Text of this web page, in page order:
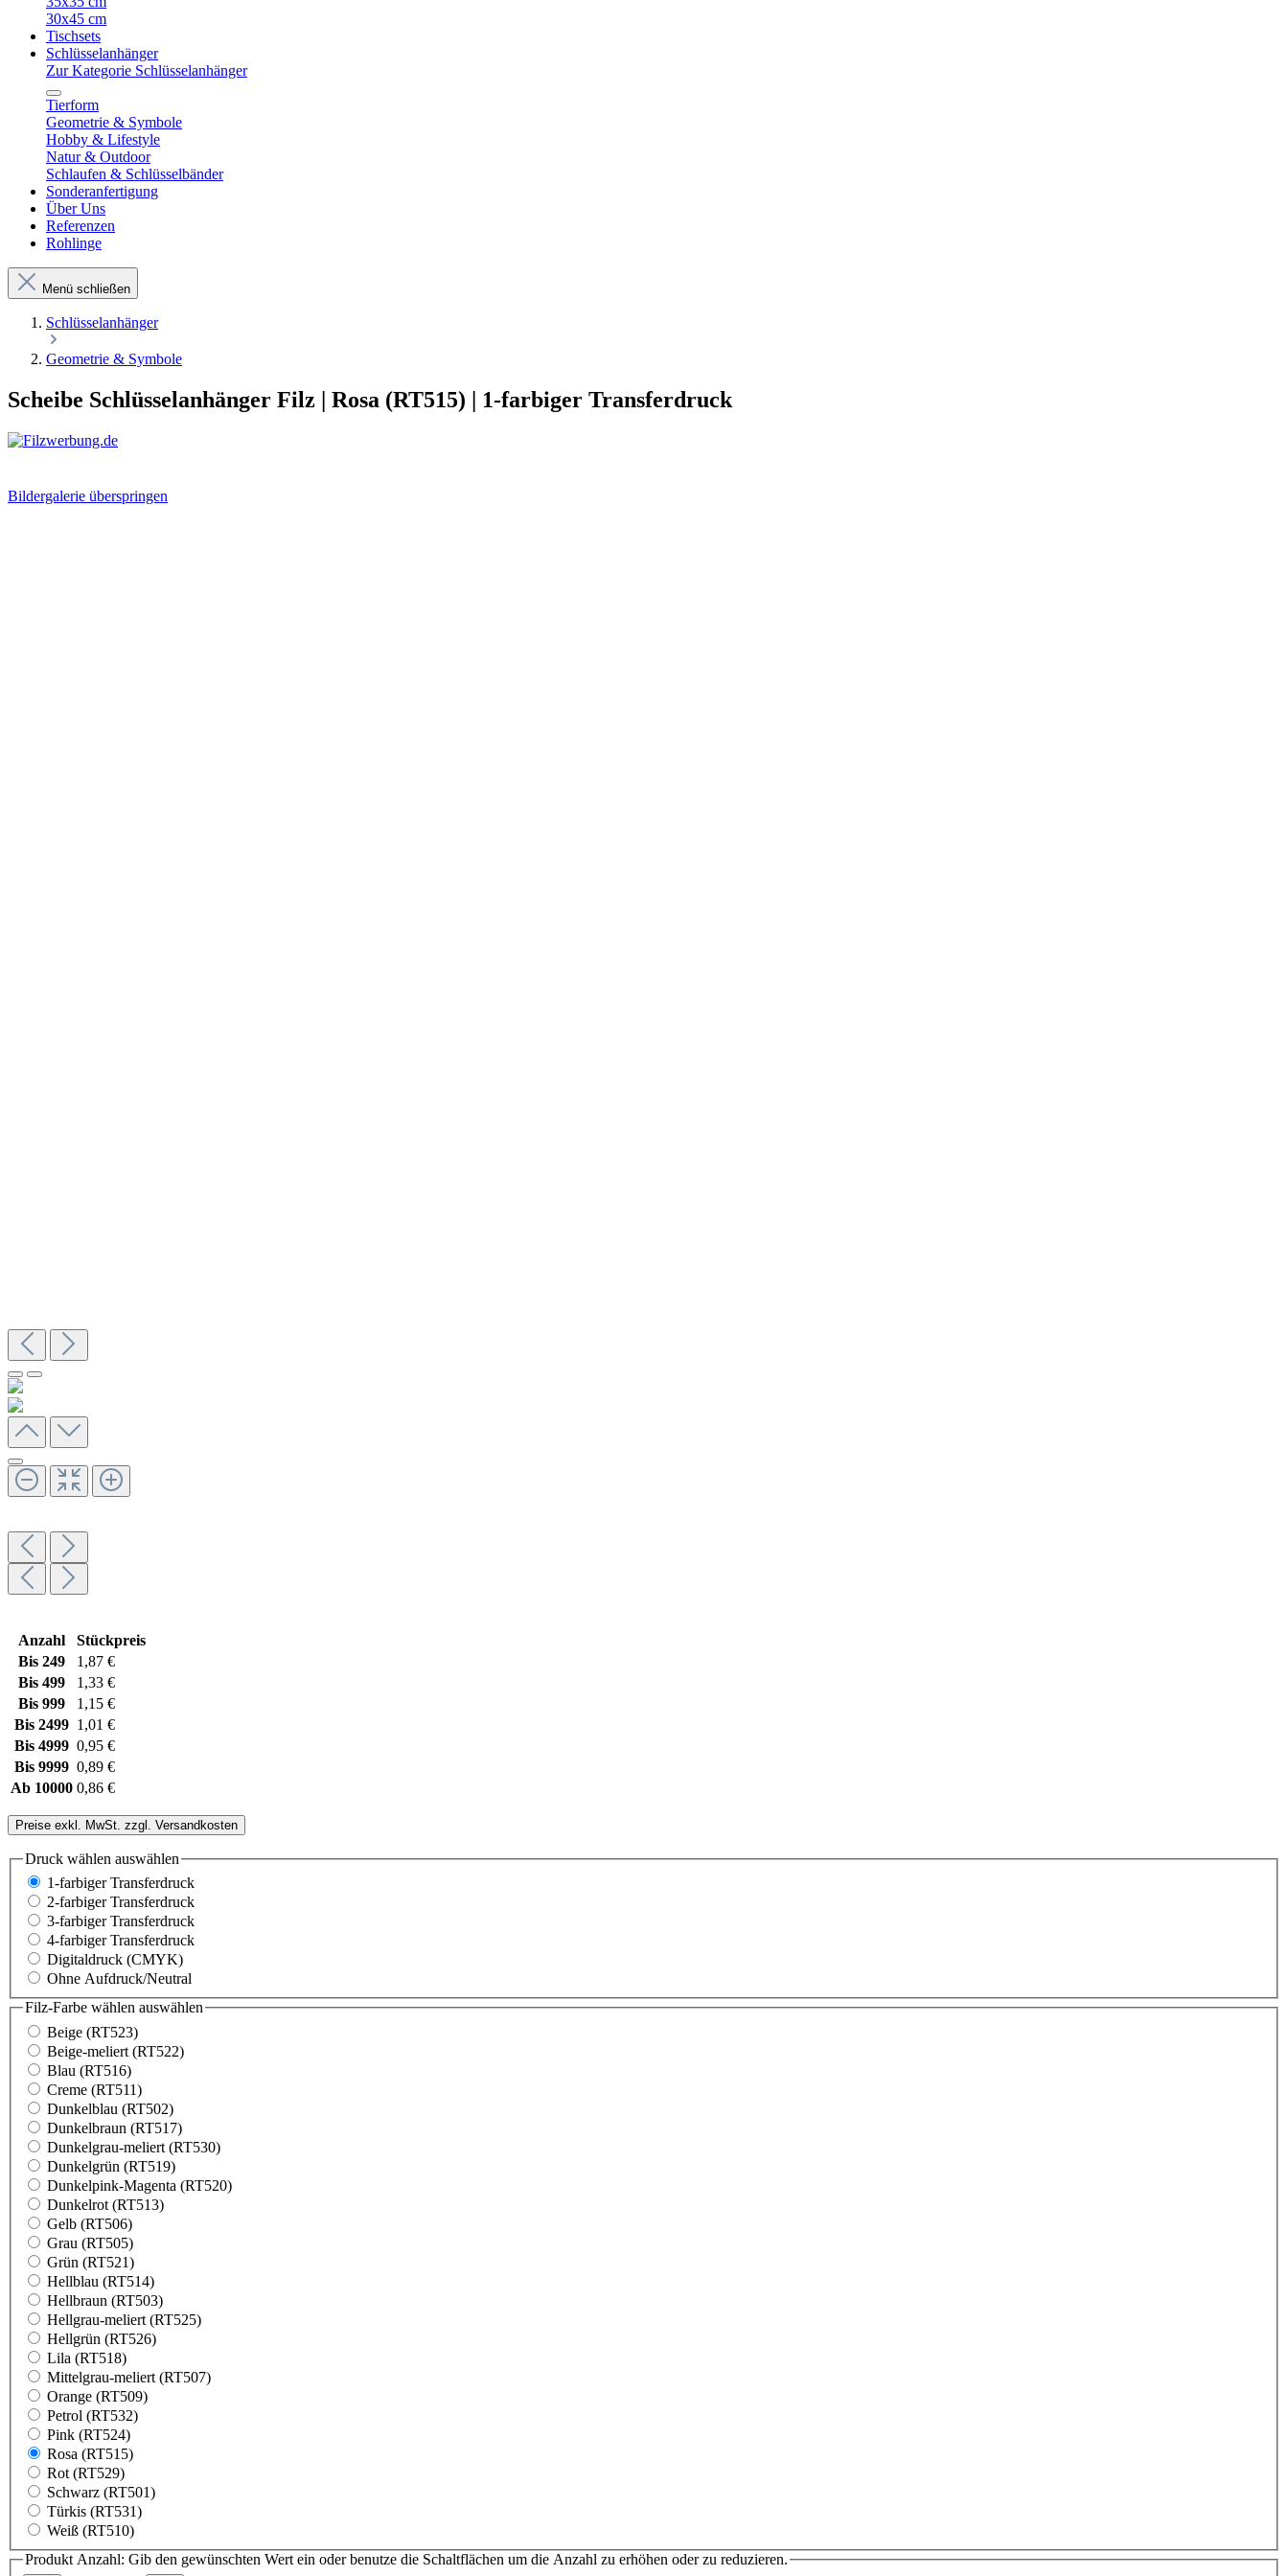
30x45 cm
Tischsets
Schlüsselanhänger
Zur Kategorie Schlüsselanhänger
Tierform
Geometrie & Symbole
Hobby & Lifestyle
Natur & Outdoor
Schlaufen & Schlüsselbänder
Sonderanfertigung
Über Uns
Referenzen
Rohlinge
Menü schließen
Schlüsselanhänger
Geometrie & Symbole
Scheibe Schlüsselanhänger Filz | Rosa (RT515) | 1-farbiger Transferdruck
Bildergalerie überspringen
Anzahl
Stückpreis
Bis 249
1,87 €
Bis 499
1,33 €
Bis 999
1,15 €
Bis 2499 1,01 €
Bis 4999 0,95 €
Bis 9999 0,89 €
Ab 10000 0,86 €
Preise exkl. MwSt. zzgl. Versandkosten
Druck wählen auswählen
1-farbiger Transferdruck
2-farbiger Transferdruck
3-farbiger Transferdruck
4-farbiger Transferdruck
Digitaldruck (CMYK)
Ohne Aufdruck/Neutral
Filz-Farbe wählen auswählen
Beige (RT523)
Beige-meliert (RT522)
Blau (RT516)
Creme (RT511)
Dunkelblau (RT502)
Dunkelbraun (RT517)
Dunkelgrau-meliert (RT530)
Dunkelgrün (RT519)
Dunkelpink-Magenta (RT520)
Dunkelrot (RT513)
Gelb (RT506)
Grau (RT505)
Grün (RT521)
Hellblau (RT514)
Hellbraun (RT503)
Hellgrau-meliert (RT525)
Hellgrün (RT526)
Lila (RT518)
Mittelgrau-meliert (RT507)
Orange (RT509)
Petrol (RT532)
Pink (RT524)
Rosa (RT515)
Rot (RT529)
Schwarz (RT501)
Türkis (RT531)
Weiß (RT510)
Produkt Anzahl: Gib den gewünschten Wert ein oder benutze die Schaltflächen um die Anzahl zu erhöhen oder zu reduzieren.